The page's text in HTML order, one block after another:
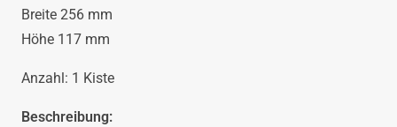
Breite 256 mm
Höhe 117 mm
Anzahl: 1 Kiste
Beschreibung: